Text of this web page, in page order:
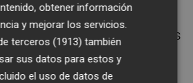
duración de diez años,
de cinco, y además
ya aludidos también
el empresario textil
obtener información
y mejorar los servicios.
terceros (1913) también
sus datos para estos y
el uso de datos de